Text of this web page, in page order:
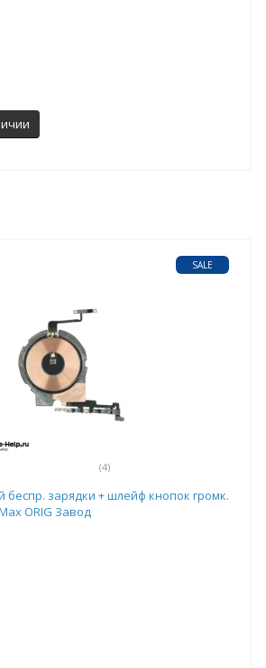
(4)
SALE
зарядки + шлейф кнопок громк.
ORIG Завод